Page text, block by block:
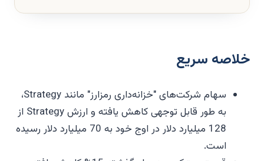
خلاصه سریع
سهام شرکت‌های "خزانه‌داری رمزارز" مانند Strategy،
به طور قابل توجهی کاهش یافته و ارزش Strategy از
128 میلیارد دلار در اوج خود به 70 میلیارد دلار رسیده
است.